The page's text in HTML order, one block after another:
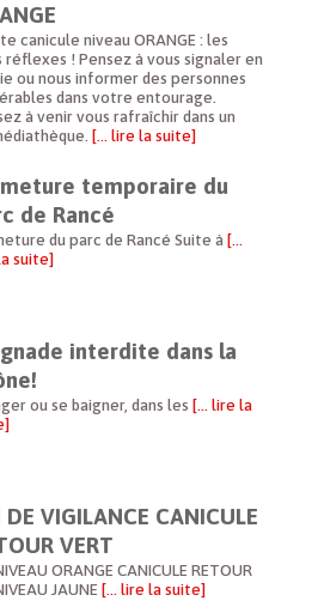
canicule niveau ORANGE : les
réflexes ! Pensez à vous signaler en
ou nous informer des personnes
dans votre entourage.
à venir vous rafraîchir dans un
[… lire la suite]
temporaire du
de Rancé
du parc de Rancé Suite à[…
suite]
interdite dans la
ou se baigner, dans les[… lire la
DE VIGILANCE CANICULE
VERT
ORANGE CANICULE RETOUR
JAUNE [… lire la suite]